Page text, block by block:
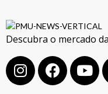
Descubra o mercado